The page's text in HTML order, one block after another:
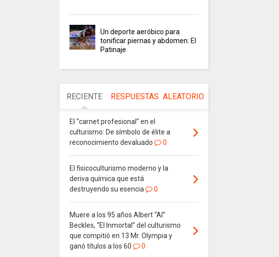
Un deporte aeróbico para
tonificar piernas y abdomen: El
Patinaje
RECIENTE RESPUESTAS ALEATORIO
El “carnet profesional” en el
culturismo: De símbolo de élite a
reconocimiento devaluado
0
El fisicoculturismo moderno y la
deriva química que está
destruyendo su esencia
0
Muere a los 95 años Albert “Al”
Beckles, “El Inmortal” del culturismo
que compitió en 13 Mr. Olympia y
ganó títulos a los 60
0